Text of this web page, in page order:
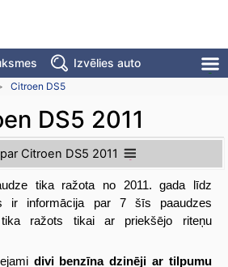
Izvēlies auto
Citroen DS5
DS5 2011
Citroen DS5 2011
tika ražota no 2011. gada līdz
ir informācija par 7 šīs paaudzes
tika ražots tikai ar priekšējo riteņu
divi benzīna dzinēji ar tilpumu